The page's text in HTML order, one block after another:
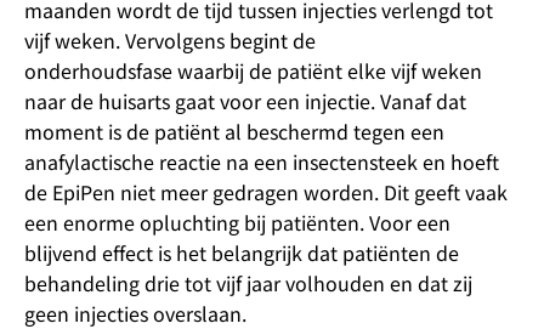
maanden wordt de tijd tussen injecties verlengd tot
vijf weken. Vervolgens begint de
onderhoudsfase waarbij de patiënt elke vijf weken
naar de huisarts gaat voor een injectie. Vanaf dat
moment is de patiënt al beschermd tegen een
anafylactische reactie na een insectensteek en hoeft
de EpiPen niet meer gedragen worden. Dit geeft vaak
een enorme opluchting bij patiënten. Voor een
blijvend effect is het belangrijk dat patiënten de
behandeling drie tot vijf jaar volhouden en dat zij
geen injecties overslaan.